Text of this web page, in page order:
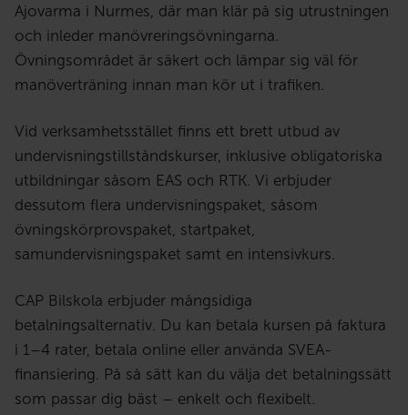
Ajovarma i Nurmes, där man klär på sig utrustningen
och inleder manövreringsövningarna.
Övningsområdet är säkert och lämpar sig väl för
manöverträning innan man kör ut i trafiken.
Vid verksamhetsstället finns ett brett utbud av
undervisningstillståndskurser, inklusive obligatoriska
utbildningar såsom EAS och RTK. Vi erbjuder
dessutom flera undervisningspaket, såsom
övningskörprovspaket, startpaket,
samundervisningspaket samt en intensivkurs.
CAP Bilskola erbjuder mångsidiga
betalningsalternativ. Du kan betala kursen på faktura
i 1–4 rater, betala online eller använda SVEA-
finansiering. På så sätt kan du välja det betalningssätt
som passar dig bäst – enkelt och flexibelt.